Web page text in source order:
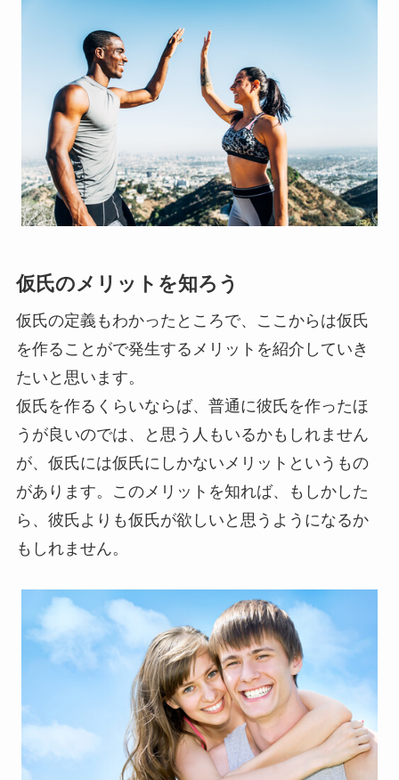
仮氏のメリットを知ろう
仮氏の定義もわかったところで、ここからは仮氏
を作ることがで発生するメリットを紹介していき
たいと思います。
仮氏を作るくらいならば、普通に彼氏を作ったほ
うが良いのでは、と思う人もいるかもしれません
が、仮氏には仮氏にしかないメリットというもの
があります。このメリットを知れば、もしかした
ら、彼氏よりも仮氏が欲しいと思うようになるか
もしれません。